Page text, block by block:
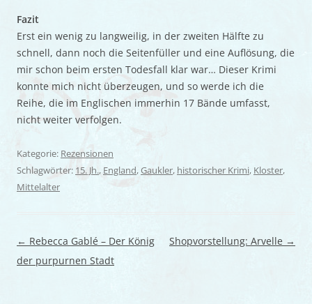
Fazit
Erst ein wenig zu langweilig, in der zweiten Hälfte zu
schnell, dann noch die Seitenfüller und eine Auflösung, die
mir schon beim ersten Todesfall klar war… Dieser Krimi
konnte mich nicht überzeugen, und so werde ich die
Reihe, die im Englischen immerhin 17 Bände umfasst,
nicht weiter verfolgen.
Kategorie: Rezensionen
Schlagwörter: 15. Jh., England, Gaukler, historischer Krimi, Kloster,
Mittelalter
Beitragsnavigation
← Rebecca Gablé – Der König
der purpurnen Stadt
Shopvorstellung: Arvelle →